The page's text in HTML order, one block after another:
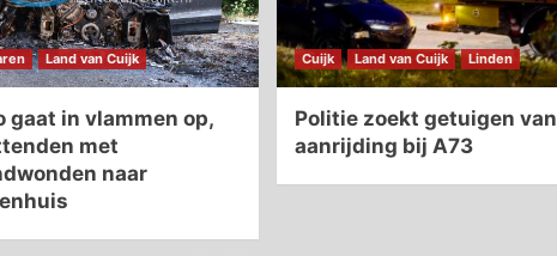
Land van Cuijk
gaat in vlammen op,
met
naar
Cuijk Land van Cuijk Linden
Politie zoekt getuigen van
aanrijding bij A73